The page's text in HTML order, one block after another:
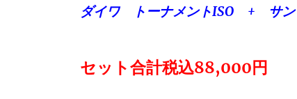
ダイワ トーナメントISO + サン
セット合計税込88,000円